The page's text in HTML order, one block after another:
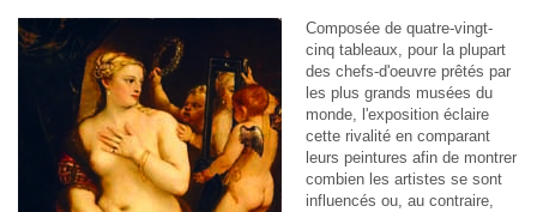
Composée de quatre-vingt-
cinq tableaux, pour la plupart
des chefs-d'oeuvre prêtés par
les plus grands musées du
monde, l'exposition éclaire
cette rivalité en comparant
leurs peintures afin de montrer
combien les artistes se sont
influencés ou, au contraire,